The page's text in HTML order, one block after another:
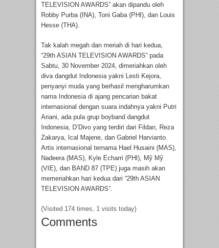
TELEVISION AWARDS” akan dipandu oleh
Robby Purba (INA), Toni Gaba (PHI), dan Louis
Hesse (THA).
Tak kalah megah dan meriah di hari kedua,
“29th ASIAN TELEVISION AWARDS” pada
Sabtu, 30 November 2024, dimeriahkan oleh
diva dangdut Indonesia yakni Lesti Kejora,
penyanyi muda yang berhasil mengharumkan
nama Indonesia di ajang pencarian bakat
internasional dengan suara indahnya yakni Putri
Ariani, ada pula grup boyband dangdut
Indonesia, D’Divo yang terdiri dari Fildan, Reza
Zakarya, Ical Majene, dan Gabriel Harvianto.
Artis internasional ternama Hael Husaini (MAS),
Nadeera (MAS), Kyle Echarri (PHI), Mỹ Mỹ
(VIE), dan BAND 87 (TPE) juga masih akan
memeriahkan hari kedua dari “29th ASIAN
TELEVISION AWARDS”.
(Visited 174 times, 1 visits today)
Comments